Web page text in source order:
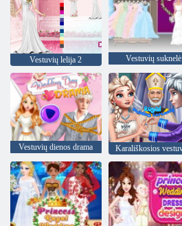
Vestuvių lelija 2 Vestuvių suknelė
Vestuvių dienos drama